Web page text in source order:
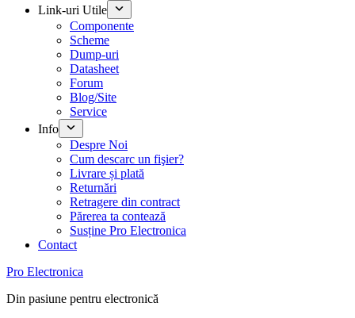
Link-uri Utile
Componente
Scheme
Dump-uri
Datasheet
Forum
Blog/Site
Service
Info
Despre Noi
Cum descarc un fişier?
Livrare și plată
Returnări
Retragere din contract
Părerea ta contează
Susține Pro Electronica
Contact
Pro Electronica
Din pasiune pentru electronică